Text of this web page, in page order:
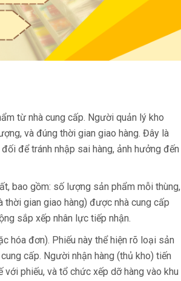
từ nhà cung cấp. Người quản lý kho
và đúng thời gian giao hàng. Đây là
để tránh nhập sai hàng, ảnh hưởng đến
bao gồm: số lượng sản phẩm mỗi thùng,
thời gian giao hàng) được nhà cung cấp
sắp xếp nhân lực tiếp nhận.
hóa đơn). Phiếu này thể hiện rõ loại sản
cấp. Người nhận hàng (thủ kho) tiến
phiếu, và tổ chức xếp dỡ hàng vào khu